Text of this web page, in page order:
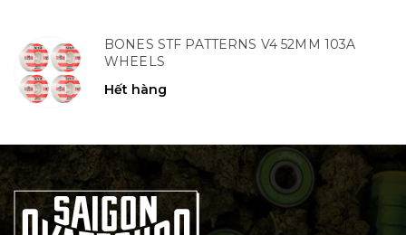
BONES STF PATTERNS V4 52MM 103A
WHEELS
Hết hàng